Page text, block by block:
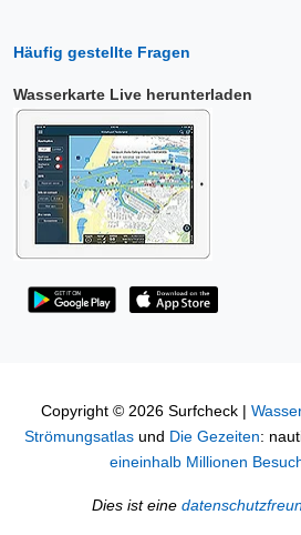
Häufig gestellte Fragen
Wasserkarte Live herunterladen
Copyright © 2026 Surfcheck |
Strömungsatlas und Die Gezeiten:
eineinhalb Millionen
Dies ist eine